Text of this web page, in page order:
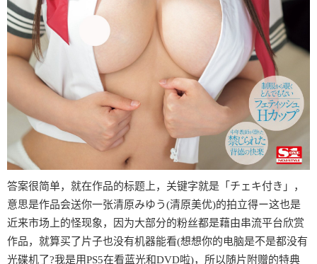
答案很简单，就在作品的标题上，关键字就是「チェキ付き」，
意思是作品会送你一张清原みゆう(清原美优)的拍立得ー这也是
近来市场上的怪现象，因为大部分的粉丝都是藉由串流平台欣赏
作品，就算买了片子也没有机器能看(想想你的电脑是不是都没有
光碟机了?我是用PS5在看蓝光和DVD啦)，所以随片附赠的特典